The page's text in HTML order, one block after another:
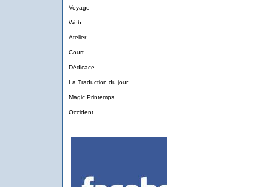
Voyage
Web
Atelier
Court
Dédicace
La Traduction du jour
Magic Printemps
Occident